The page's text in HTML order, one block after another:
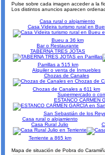
Pulse sobre cada imagen acceder a la
Los distintos anuncios aparecen
Casa rural o alojamiento
Casa Videira turismo rural en
Bueu a 36 km
Bar o Restaurante
TABERNA TRES JOTAS
Parrillas a 515 km
Alquiler o venta de Inmuebles
Chozas de Canales
Chozas de Canales a 611 km
Supermercado o
ESTANCO CARMEN
San Sebastián de los
Casa rural o alojamiento
Casa Rural Julio
Terriente a 865 km
Mapa de situación de Pobra do